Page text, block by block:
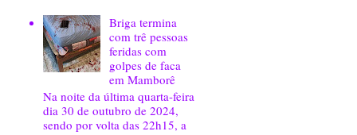
Briga termina
com trê pessoas
feridas com
golpes de faca
em Mamborê
Na noite da última quarta-feira
dia 30 de outubro de 2024,
sendo por volta das 22h15, a